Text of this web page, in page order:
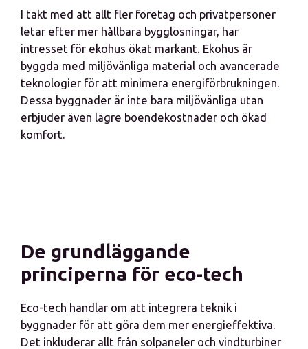
I takt med att allt fler företag och privatpersoner
letar efter mer hållbara bygglösningar, har
intresset för ekohus ökat markant. Ekohus är
byggda med miljövänliga material och avancerade
teknologier för att minimera energiförbrukningen.
Dessa byggnader är inte bara miljövänliga utan
erbjuder även lägre boendekostnader och ökad
komfort.
De grundläggande
principerna för eco-tech
Eco-tech handlar om att integrera teknik i
byggnader för att göra dem mer energieffektiva.
Det inkluderar allt från solpaneler och vindturbiner